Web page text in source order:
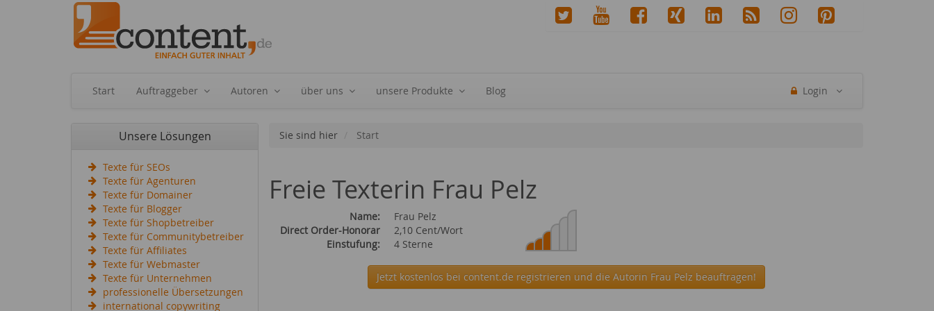
Start Auftraggeber Autoren über uns unsere Produkte Blog Login
Unsere Lösungen
Texte für SEOs
Texte für Agenturen
Texte für Domainer
Texte für Blogger
Texte für Shopbetreiber
Texte für Communitybetreiber
Texte für Affiliates
Texte für Webmaster
Texte für Unternehmen
professionelle Übersetzungen
international copywriting
Sie sind hier Start
Freie Texterin Frau Pelz
Name:
Frau Pelz
Direct Order-Honorar
2,10 Cent/Wort
Einstufung:
4 Sterne
Jetzt kostenlos bei content.de registrieren und die Autorin Frau Pelz beauftragen!